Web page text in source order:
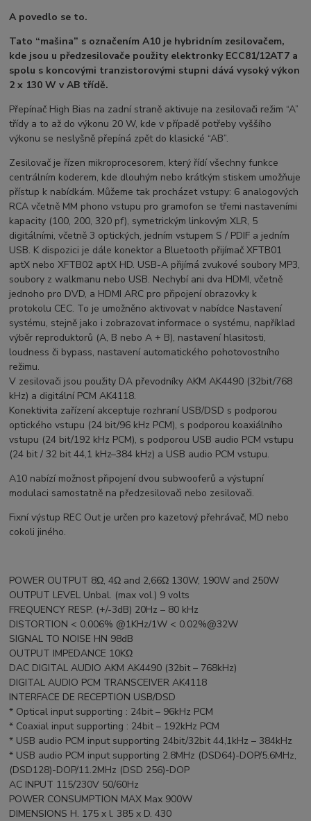
A povedlo se to.
Tato “mašina” s označením A10 je hybridním zesilovačem,
kde jsou u předzesilovače použity elektronky ECC81/12AT7 a
spolu s koncovými tranzistorovými stupni dává vysoký výkon
2 x 130 W v AB třídě.
Přepínač High Bias na zadní straně aktivuje na zesilovači režim “A”
třídy a to až do výkonu 20 W, kde v případě potřeby vyššího
výkonu se neslyšně přepíná zpět do klasické “AB”.
Zesilovač je řízen mikroprocesorem, který řídí všechny funkce
centrálním koderem, kde dlouhým nebo krátkým stiskem umožňuje
přístup k nabídkám. Můžeme tak procházet vstupy: 6 analogových
RCA včetně MM phono vstupu pro gramofon se třemi nastaveními
kapacity (100, 200, 320 pf), symetrickým linkovým XLR, 5
digitálními, včetně 3 optických, jedním vstupem S / PDIF a jedním
USB. K dispozici je dále konektor a Bluetooth přijímač XFTB01
aptX nebo XFTB02 aptX HD. USB-A přijímá zvukové soubory MP3,
soubory z walkmanu nebo USB. Nechybí ani dva HDMI, včetně
jednoho pro DVD, a HDMI ARC pro připojení obrazovky k
protokolu CEC. To je umožněno aktivovat v nabídce Nastavení
systému, stejně jako i zobrazovat informace o systému, například
výběr reproduktorů (A, B nebo A + B), nastavení hlasitosti,
loudness či bypass, nastavení automatického pohotovostního
režimu.
V zesilovači jsou použity DA převodníky AKM AK4490 (32bit/768
kHz) a digitální PCM AK4118.
Konektivita zařízení akceptuje rozhraní USB/DSD s podporou
optického vstupu (24 bit/96 kHz PCM), s podporou koaxiálního
vstupu (24 bit/192 kHz PCM), s podporou USB audio PCM vstupu
(24 bit / 32 bit 44,1 kHz–384 kHz) a USB audio PCM vstupu.
A10 nabízí možnost připojení dvou subwooferů a výstupní
modulaci samostatně na předzesilovači nebo zesilovači.
Fixní výstup REC Out je určen pro kazetový přehrávač, MD nebo
cokoli jiného.
POWER OUTPUT 8Ω, 4Ω and 2,66Ω 130W, 190W and 250W
OUTPUT LEVEL Unbal. (max vol.) 9 volts
FREQUENCY RESP. (+/-3dB) 20Hz – 80 kHz
DISTORTION < 0.006% @1KHz/1W < 0.02%@32W
SIGNAL TO NOISE HN 98dB
OUTPUT IMPEDANCE 10KΩ
DAC DIGITAL AUDIO AKM AK4490 (32bit – 768kHz)
DIGITAL AUDIO PCM TRANSCEIVER AK4118
INTERFACE DE RECEPTION USB/DSD
* Optical input supporting : 24bit – 96kHz PCM
* Coaxial input supporting : 24bit – 192kHz PCM
* USB audio PCM input supporting 24bit/32bit 44,1kHz – 384kHz
* USB audio PCM input supporting 2.8MHz (DSD64)-DOP/5.6MHz,
(DSD128)-DOP/11.2MHz (DSD 256)-DOP
AC INPUT 115/230V 50/60Hz
POWER CONSUMPTION MAX Max 900W
DIMENSIONS H. 175 x l. 385 x D. 430